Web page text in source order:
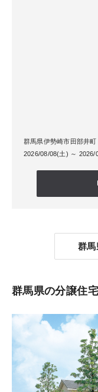
群馬県伊勢崎市田部井町
2026/08/08(土) ～ 2026/
群馬
群馬県の分譲住